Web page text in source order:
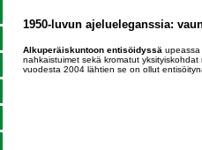
1950-luvun ajelueleganssia:
Alkuperäiskuntoon entisöidyssä upeassa
nahkaistuimet sekä kromatut
vuodesta 2004 lähtien se on ollut